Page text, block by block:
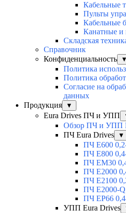
Кабельные
Пульты
Кабельные
Канатные и
Складская
Справочник
Конфиденциальность
▼
Политика
Политика
Согласие на
данных
Продукция
▼
Eura Drives ПЧ и УПП
Обзор ПЧ и УПП
ПЧ Eura Drives
▼
ПЧ E600
ПЧ E800
ПЧ EM30
ПЧ E2000
ПЧ E2100
ПЧ E2000-
ПЧ EP66
УПП Eura Drives